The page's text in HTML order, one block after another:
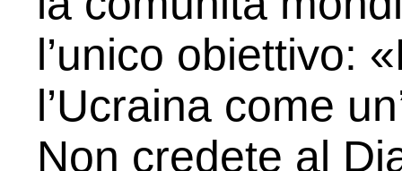
l’unico obiettivo:
l’Ucraina come
Non credete al